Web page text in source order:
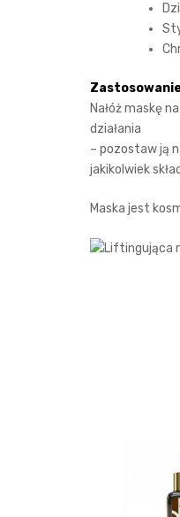
Nałóż maskę
działania
– pozostaw ją
jakikolwiek
Maska jest